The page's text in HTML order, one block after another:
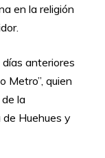
en la religión
anteriores
Metro”, quien
la
de Huehues y